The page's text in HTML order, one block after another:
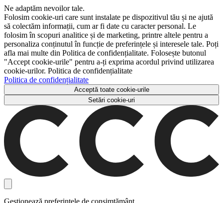
Ne adaptăm nevoilor tale.
Folosim cookie-uri care sunt instalate pe dispozitivul tău și ne ajută
să colectăm informații, cum ar fi date cu caracter personal. Le
folosim în scopuri analitice și de marketing, printre altele pentru a
personaliza conținutul în funcție de preferințele și interesele tale. Poți
afla mai multe din Politica de confidențialitate. Folosește butonul
"Accept cookie-urile" pentru a-ți exprima acordul privind utilizarea
cookie-urilor. Politica de confidențialitate
Politica de confidențialitate
Acceptă toate cookie-urile
Setări cookie-uri
Gestionează preferințele de consimțământ